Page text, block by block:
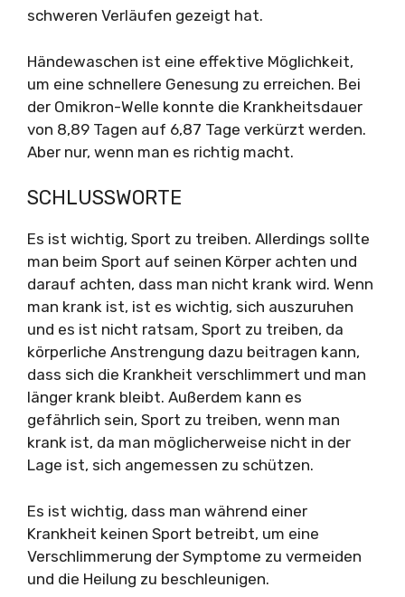
schweren Verläufen gezeigt hat.
Händewaschen ist eine effektive Möglichkeit,
um eine schnellere Genesung zu erreichen. Bei
der Omikron-Welle konnte die Krankheitsdauer
von 8,89 Tagen auf 6,87 Tage verkürzt werden.
Aber nur, wenn man es richtig macht.
SCHLUSSWORTE
Es ist wichtig, Sport zu treiben. Allerdings sollte
man beim Sport auf seinen Körper achten und
darauf achten, dass man nicht krank wird. Wenn
man krank ist, ist es wichtig, sich auszuruhen
und es ist nicht ratsam, Sport zu treiben, da
körperliche Anstrengung dazu beitragen kann,
dass sich die Krankheit verschlimmert und man
länger krank bleibt. Außerdem kann es
gefährlich sein, Sport zu treiben, wenn man
krank ist, da man möglicherweise nicht in der
Lage ist, sich angemessen zu schützen.
Es ist wichtig, dass man während einer
Krankheit keinen Sport betreibt, um eine
Verschlimmerung der Symptome zu vermeiden
und die Heilung zu beschleunigen.